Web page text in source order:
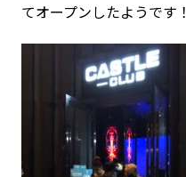
てオープンしたようです！